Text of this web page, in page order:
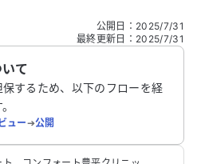
ムです。氏名やご自身の病気の詳細な
信する
公開日 ： 2025/7/31
最終更新日 ： 2025/7/31
て
するため、以下のフローを経
ュー➔公開